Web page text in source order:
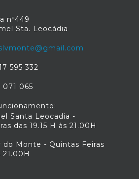
nº449
Sta. Leocádia
595 332
071 065
Santa Leocadia -
das 19.15 H às 21.00H
do Monte - Quintas Feiras
21.00H